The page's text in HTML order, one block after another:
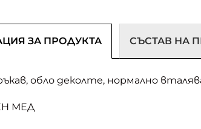
ЗА ПРОДУКТА СЪСТАВ НА
обло деколте, нормално
МЕД